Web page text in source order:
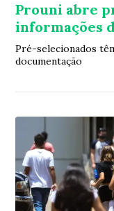
Prouni abre
informações
Pré-selecionados
documentação